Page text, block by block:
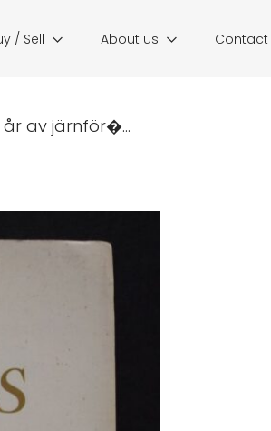
/ Sell About us Contact
år av järnför�...